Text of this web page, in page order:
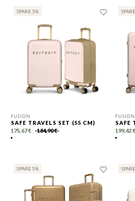
SPARE 5%
FUSION
SAFE TRAVELS SET (55 CM)
175,67 €
184,90 €
FUSION
SAFE
199,42 €
SPARE 5%